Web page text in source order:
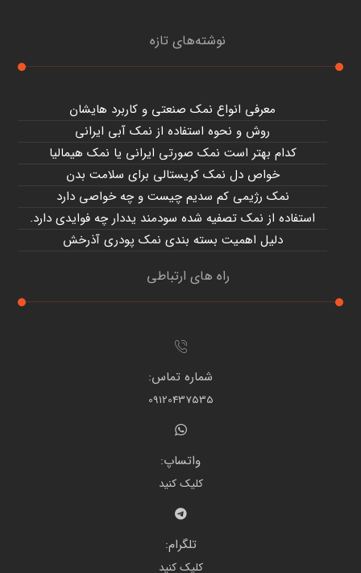
نوشته‌های تازه
معرفی انواع نمک صنعتی و کاربرد هایشان
روش و نحوه استفاده از نمک آبی ایرانی
کدام بهتر است نمک صورتی ایرانی یا نمک هیمالیا
خواص دل نمک کریستالی برای سلامت بدن
نمک رژیمی کم سدیم چیست و چه خواصی دارد
استفاده از نمک تصفیه شده سودمند یددار چه فوایدی دارد.
دلیل اهمیت بسته بندی نمک پودری آذرخش
راه های ارتباطی
شماره تماس:
09120437535
واتساپ:
کلیک کنید
تلگرام:
کلیک کنید